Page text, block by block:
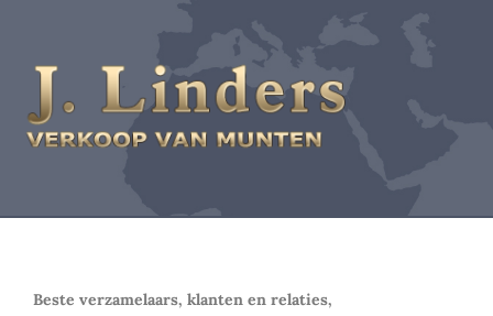
Beste verzamelaars, klanten en relaties,